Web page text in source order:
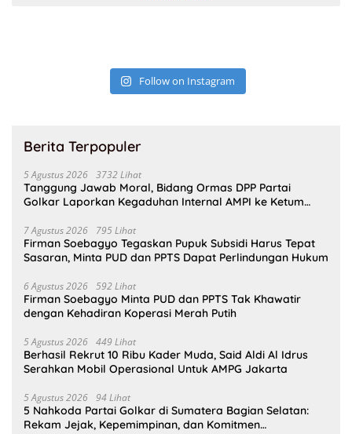
Follow on Instagram
Berita Terpopuler
5 Agustus 2026 3732 Lihat
Tanggung Jawab Moral, Bidang Ormas DPP Partai
Golkar Laporkan Kegaduhan Internal AMPI ke Ketum
7 Agustus 2026 795 Lihat
Firman Soebagyo Tegaskan Pupuk Subsidi Harus Tepat
Sasaran, Minta PUD dan PPTS Dapat Perlindungan Hukum
6 Agustus 2026 592 Lihat
Firman Soebagyo Minta PUD dan PPTS Tak Khawatir
dengan Kehadiran Koperasi Merah Putih
5 Agustus 2026 449 Lihat
Berhasil Rekrut 10 Ribu Kader Muda, Said Aldi Al Idrus
Serahkan Mobil Operasional Untuk AMPG Jakarta
5 Agustus 2026 94 Lihat
5 Nahkoda Partai Golkar di Sumatera Bagian Selatan:
Rekam Jejak, Kepemimpinan, dan Komitmen